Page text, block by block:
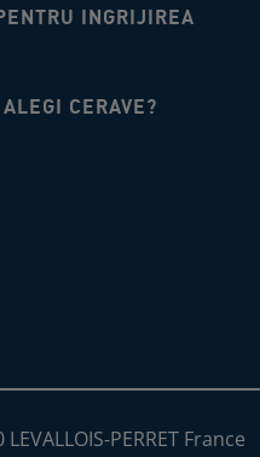
INGRIJIREA
CERAVE?
PERRET France